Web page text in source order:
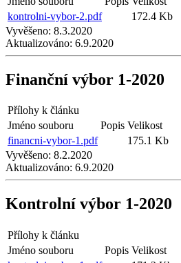
kontrolni-vybor-2.pdf
172.4 Kb
Vyvěšeno: 8.3.2020
Aktualizováno: 6.9.2020
Finanční výbor 1-2020
Přílohy k článku
Jméno souboru
Popis Velikost
financni-vybor-1.pdf
175.1 Kb
Vyvěšeno: 8.2.2020
Aktualizováno: 6.9.2020
Kontrolní výbor 1-2020
Přílohy k článku
Jméno souboru
Popis Velikost